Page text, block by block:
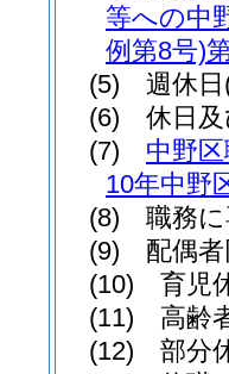
等への中
例第8号)
(5)
週休日
(6)
休日
(7)
中野
10年中野
(8)
職務
(9)
配偶
(10)
育児
(11)
高齢
(12)
部分